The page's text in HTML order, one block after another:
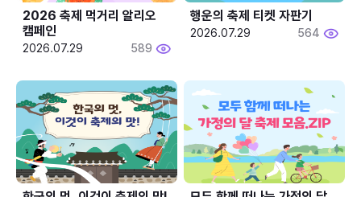
2026 축제 먹거리 알리오
캠페인
2026.07.29 589
행운의 축제 티켓 자판기
2026.07.29 564